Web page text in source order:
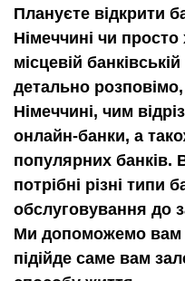
Плануєте відкрити
Німеччині чи просто
місцевій
детально
Німеччині, чим
онлайн-банки, а
популярних банків.
потрібні різні типи
обслуговування до
Ми допоможемо вам
підійде саме вам